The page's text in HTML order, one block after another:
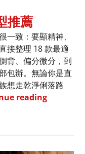
推薦
一致：要顯精神、
接整理 18 款最適
背、偏分微分，到
包辦。無論你是直
想走乾淨俐落路
reading2026 18